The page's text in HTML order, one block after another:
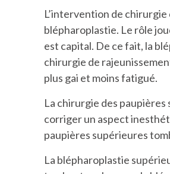
L’intervention de chirurgie
blépharoplastie. Le rôle
est capital. De ce fait, la
chirurgie de
plus gai et moins fatigué.
La chirurgie des paupières
corriger un aspect
paupières supérieures
La blépharoplastie